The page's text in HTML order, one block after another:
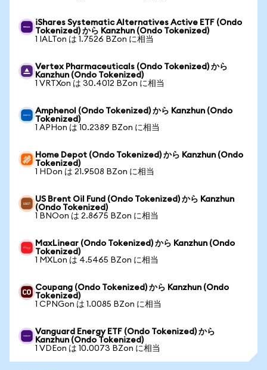
iShares Systematic Alternatives Active ETF (Ondo
Tokenized) から Kanzhun (Ondo Tokenized)
1 IALTon は 1.7526 BZon に相当
Vertex Pharmaceuticals (Ondo Tokenized) から
Kanzhun (Ondo Tokenized)
1 VRTXon は 30.4012 BZon に相当
Amphenol (Ondo Tokenized) から Kanzhun (Ondo
Tokenized)
1 APHon は 10.2389 BZon に相当
Home Depot (Ondo Tokenized) から Kanzhun (Ondo
Tokenized)
1 HDon は 21.9508 BZon に相当
US Brent Oil Fund (Ondo Tokenized) から Kanzhun
(Ondo Tokenized)
1 BNOon は 2.8675 BZon に相当
MaxLinear (Ondo Tokenized) から Kanzhun (Ondo
Tokenized)
1 MXLon は 4.5465 BZon に相当
Coupang (Ondo Tokenized) から Kanzhun (Ondo
Tokenized)
1 CPNGon は 1.0085 BZon に相当
Vanguard Energy ETF (Ondo Tokenized) から
Kanzhun (Ondo Tokenized)
1 VDEon は 10.0073 BZon に相当